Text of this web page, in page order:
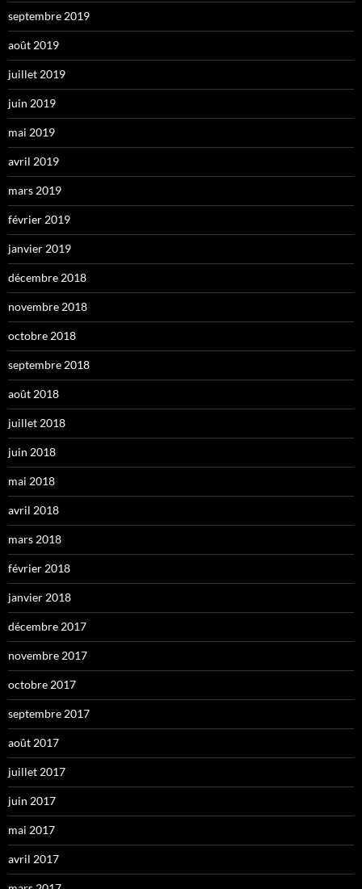
septembre 2019
août 2019
juillet 2019
juin 2019
mai 2019
avril 2019
mars 2019
février 2019
janvier 2019
décembre 2018
novembre 2018
octobre 2018
septembre 2018
août 2018
juillet 2018
juin 2018
mai 2018
avril 2018
mars 2018
février 2018
janvier 2018
décembre 2017
novembre 2017
octobre 2017
septembre 2017
août 2017
juillet 2017
juin 2017
mai 2017
avril 2017